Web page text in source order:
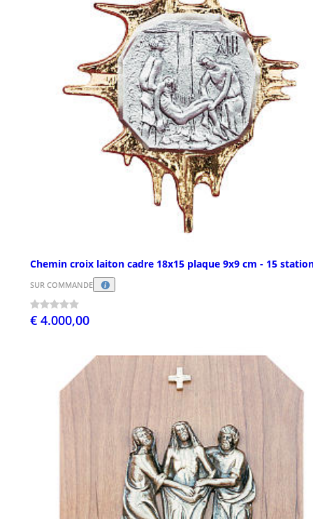
Chemin croix laiton cadre 18x15 plaque 9x9 cm - 15
SUR COMMANDE
€ 4.000,00